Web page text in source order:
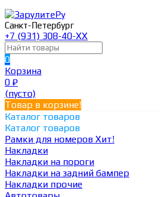
Санкт-Петербург
+7 (931) 308-40-ХХ
0
Корзина
0 ₽
(пусто)
Товар в корзине!
Каталог товаров
Каталог товаров
Рамки для номеров Хит!
Накладки
Накладки на пороги
Накладки на задний бампер
Накладки прочие